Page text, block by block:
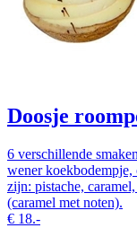
Doosje
6 verschillende
wener koekbodempje,
zijn: pistache,
(caramel met noten).
€ 18.-